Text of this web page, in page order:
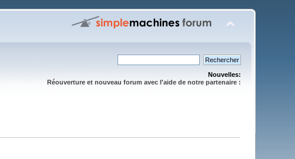
Nouvelles:
Réouverture et nouveau forum avec l'aide de notre partenaire :